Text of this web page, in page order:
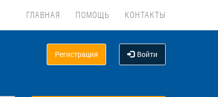
ГЛАВНАЯ ПОМОЩЬ КОНТАКТЫ
Регистрация Войти